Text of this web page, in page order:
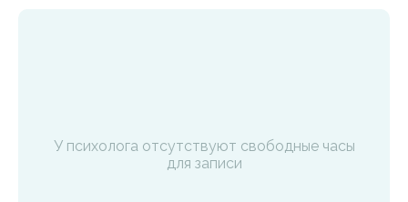
У психолога отсутствуют свободные часы
для записи